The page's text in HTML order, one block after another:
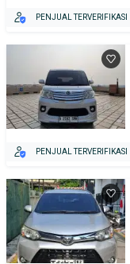
PENJUAL TERVERIFIKASI
PENJUAL TERVERIFIKASI